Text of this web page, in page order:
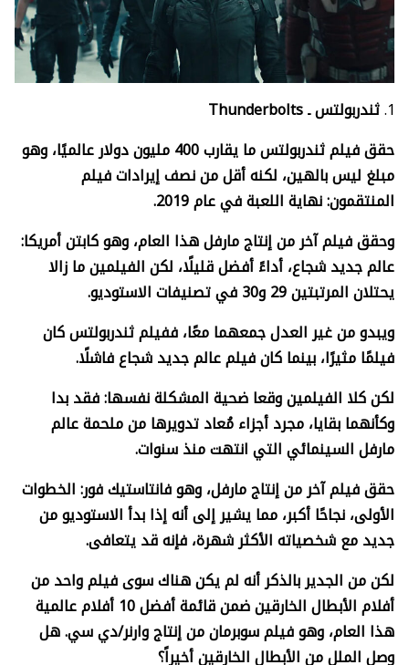
ثندربولتس ـThunderbolts
حقق فيلم ثندربولتس ما يقارب 400 مليون دولار عالميًا، وهو
مبلغ ليس بالهين، لكنه أقل من نصف إيرادات فيلم
المنتقمون: نهاية اللعبة في عام 2019.
وحقق فيلم آخر من إنتاج مارفل هذا العام، وهو كابتن أمريكا:
عالم جديد شجاع، أداءً أفضل قليلًا، لكن الفيلمين ما زالا
يحتلان المرتبتين 29 و30 في تصنيفات الاستوديو.
ويبدو من غير العدل جمعهما معًا، ففيلم ثندربولتس كان
فيلمًا مثيرًا، بينما كان فيلم عالم جديد شجاع فاشلًا.
لكن كلا الفيلمين وقعا ضحية المشكلة نفسها: فقد بدا
وكأنهما بقايا، مجرد أجزاء مُعاد تدويرها من ملحمة عالم
مارفل السينمائي التي انتهت منذ سنوات.
حقق فيلم آخر من إنتاج مارفل، وهو فانتاستيك فور: الخطوات
الأولى، نجاحًا أكبر، مما يشير إلى أنه إذا بدأ الاستوديو من
جديد مع شخصياته الأكثر شهرة، فإنه قد يتعافى.
لكن من الجدير بالذكر أنه لم يكن هناك سوى فيلم واحد من
أفلام الأبطال الخارقين ضمن قائمة أفضل 10 أفلام عالمية
هذا العام، وهو فيلم سوبرمان من إنتاج وارنر/دي سي. هل
وصل الملل من الأبطال الخارقين أخيراً؟